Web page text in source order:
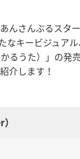
んさんぶるスタ
なキービジュア
るうた）」の発
介します！